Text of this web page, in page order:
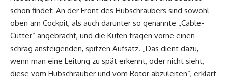
schon findet: An der Front des Hubschraubers sind sowohl
oben am Cockpit, als auch darunter so genannte „Cable-
Cutter“ angebracht, und die Kufen tragen vorne einen
schräg ansteigenden, spitzen Aufsatz. „Das dient dazu,
wenn man eine Leitung zu spät erkennt, oder nicht sieht,
diese vom Hubschrauber und vom Rotor abzuleiten“, erklärt